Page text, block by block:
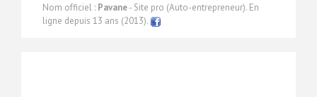
Nom officiel : Pavane- Site pro (Auto-entrepreneur). En
ligne depuis 13 ans (2013).